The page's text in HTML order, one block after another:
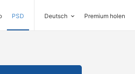
PSD Deutsch Premium holen